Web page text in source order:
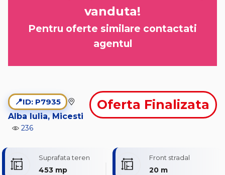
vanduta!
Pentru oferte similare contactati
agentul
📍ID: P7935
Alba Iulia, Micesti
236
Oferta Finalizata
Suprafata teren
453 mp
Front stradal
20 m